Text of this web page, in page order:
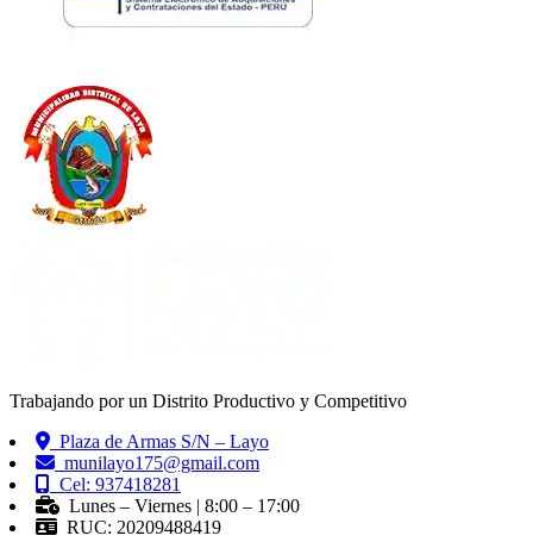
Trabajando por un Distrito Productivo y Competitivo
Plaza de Armas S/N – Layo
munilayo175@gmail.com
Cel: 937418281
Lunes – Viernes | 8:00 – 17:00
RUC: 20209488419